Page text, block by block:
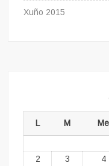
Xuño 2015
L M Me
2
3 4